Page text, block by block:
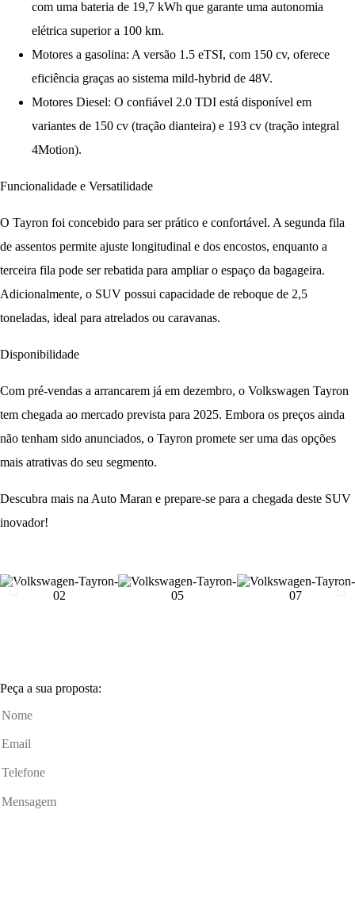
com uma bateria de 19,7 kWh que garante uma autonomia
elétrica superior a 100 km.
Motores a gasolina: A versão 1.5 eTSI, com 150 cv, oferece
eficiência graças ao sistema mild-hybrid de 48V.
Motores Diesel: O confiável 2.0 TDI está disponível em
variantes de 150 cv (tração dianteira) e 193 cv (tração integral
4Motion).
Funcionalidade e Versatilidade
O Tayron foi concebido para ser prático e confortável. A segunda fila
de assentos permite ajuste longitudinal e dos encostos, enquanto a
terceira fila pode ser rebatida para ampliar o espaço da bagageira.
Adicionalmente, o SUV possui capacidade de reboque de 2,5
toneladas, ideal para atrelados ou caravanas.
Disponibilidade
Com pré-vendas a arrancarem já em dezembro, o Volkswagen Tayron
tem chegada ao mercado prevista para 2025. Embora os preços ainda
não tenham sido anunciados, o Tayron promete ser uma das opções
mais atrativas do seu segmento.
Descubra mais na Auto Maran e prepare-se para a chegada deste SUV
inovador!
Peça a sua proposta: